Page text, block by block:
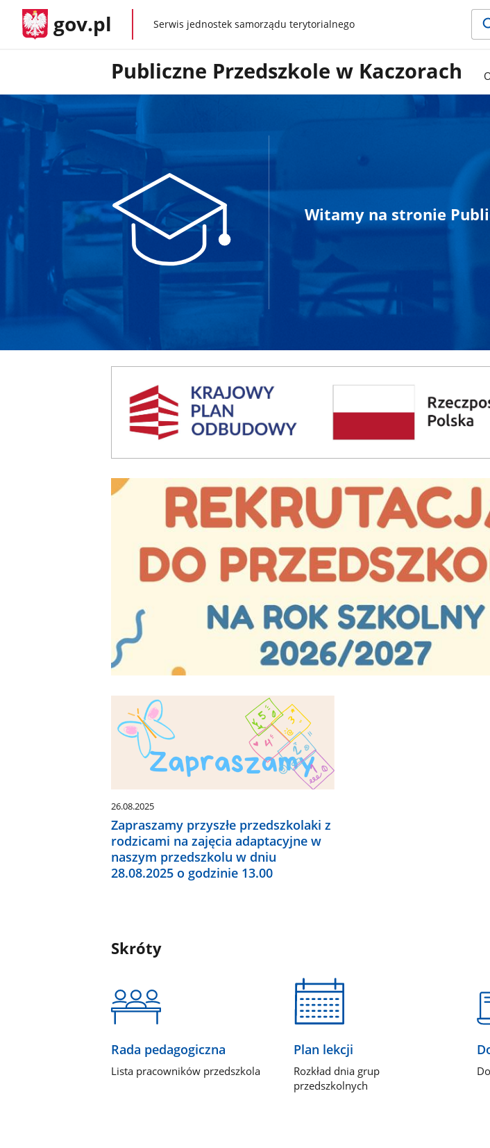
gov.pl gov.plSerwis jednostek samorządu terytorialnego
Publiczne Przedszkole w Kaczorach
Witamy na stronie
26.08.2025
Zapraszamy przyszłe przedszkolaki z
rodzicami na zajęcia adaptacyjne w
naszym przedszkolu w dniu
28.08.2025 o godzinie 13.00
Skróty
Rada pedagogiczna
Lista pracowników przedszkola
Plan lekcji
Rozkład dnia grup
przedszkolnych